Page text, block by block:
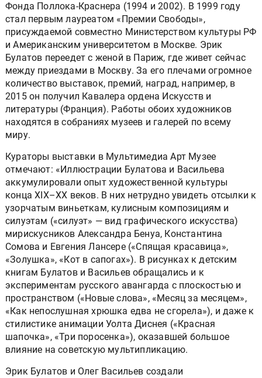
Фонда Поллока-Краснера (1994 и 2002). В 1999 году
стал первым лауреатом «Премии Свободы»,
присуждаемой совместно Министерством культуры РФ
и Американским университетом в Москве. Эрик
Булатов переедет с женой в Париж, где живет сейчас
между приездами в Москву. За его плечами огромное
количество выставок, премий, наград, например, в
2015 он получил Кавалера ордена Искусств и
литературы (Франция). Работы обоих художников
находятся в собраниях музеев и галерей по всему
миру.
Кураторы выставки в Мультимедиа Арт Музее
отмечают: «Иллюстрации Булатова и Васильева
аккумулировали опыт художественной культуры
конца XIX–XX веков. В них нетрудно увидеть отсылки к
узорчатым виньеткам, кулисным композициям и
силуэтам («силуэт» — вид графического искусства)
мирискусников Александра Бенуа, Константина
Сомова и Евгения Лансере («Спящая красавица»,
«Золушка», «Кот в сапогах»). В рисунках к детским
книгам Булатов и Васильев обращались и к
экспериментам русского авангарда с плоскостью и
пространством («Новые слова», «Месяц за месяцем»,
«Как непослушная хрюшка едва не сгорела»), и даже к
стилистике анимации Уолта Диснея («Красная
шапочка», «Три поросенка»), оказавшей большое
влияние на советскую мультипликацию.
Эрик Булатов и Олег Васильев создали